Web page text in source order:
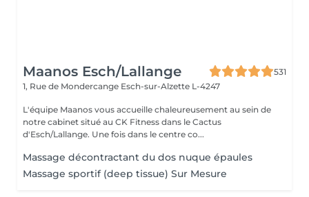
Maanos Esch/Lallange
531
1, Rue de Mondercange Esch-sur-Alzette L-4247
L'équipe Maanos vous accueille chaleureusement au sein de
notre cabinet situé au CK Fitness dans le Cactus
d'Esch/Lallange. Une fois dans le centre co...
Massage décontractant du dos nuque épaules
Massage sportif (deep tissue) Sur Mesure